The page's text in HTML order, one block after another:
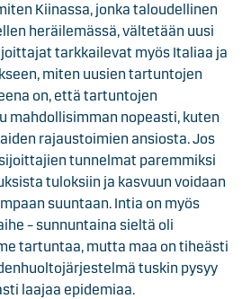
Kiinassa, jonka taloudellinen
heräilemässä, vältetään uusi
tarkkailevat myös Italiaa ja
miten uusien tartuntojen
on, että tartuntojen
mahdollisimman nopeasti, kuten
rajaustoimien ansiosta. Jos
tunnelmat paremmiksi
tuloksiin ja kasvuun voidaan
suuntaan. Intia on myös
– sunnuntaina sieltä oli
tartuntaa, mutta maa on tiheästi
tuskin pysyy
laajaa epidemiaa.